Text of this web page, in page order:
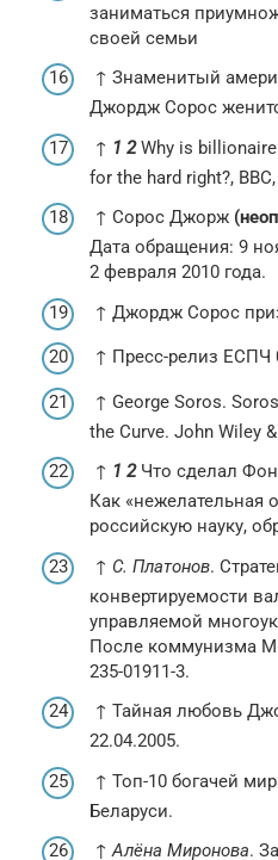
заниматься
своей семьи
↑ Знаменитый
Джордж Сорос
↑ 1 2Why is billionaire
for the hard right?,
↑ Сорос Джорж
Дата обращения: 9
2 февраля 2010 года.
↑ Джордж Сорос
↑ Пресс-релиз ЕСПЧ
↑ George Soros.
the Curve. John Wiley
↑ 1 2Что сделал
Как «нежелательная
российскую науку,
↑ C. Платонов.
конвертируемости
управляемой
После коммунизма
235-01911-3.
↑ Тайная любовь
22.04.2005.
↑ Топ-10 богачей
Беларуси.
↑Алёна Миронова.